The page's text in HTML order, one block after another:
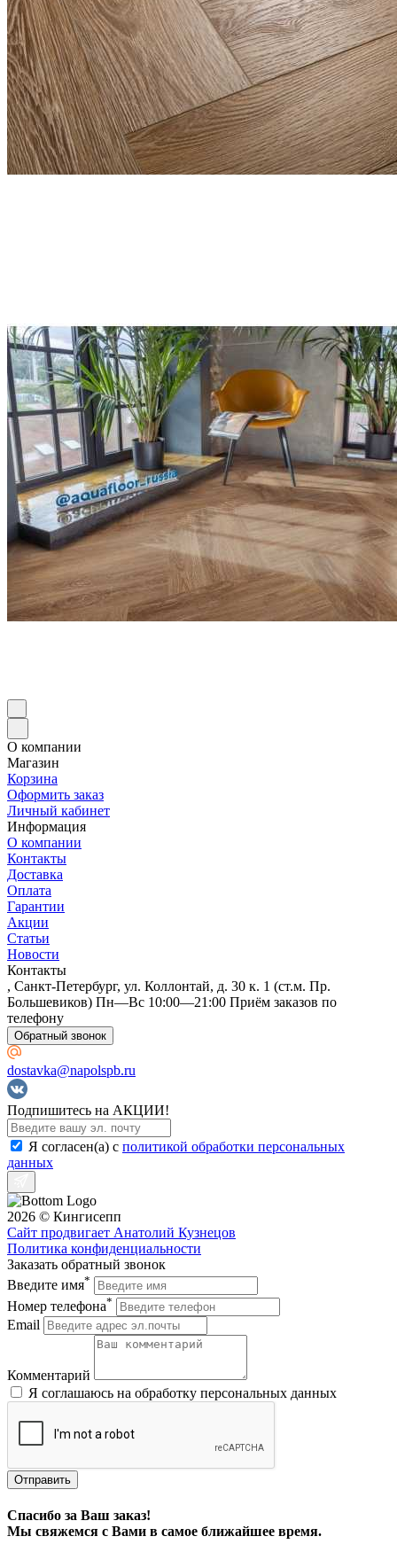
О компании
Магазин
Корзина
Оформить заказ
Личный кабинет
Информация
О компании
Контакты
Доставка
Оплата
Гарантии
Акции
Статьи
Новости
Контакты
, Санкт-Петербург, ул. Коллонтай, д. 30 к. 1 (ст.м. Пр.
Большевиков) Пн—Вс 10:00—21:00 Приём заказов по
телефону
Обратный звонок
dostavka@napolspb.ru
Подпишитесь на АКЦИИ!
Я согласен(a) с политикой обработки персональных
данных
2026 © Кингисепп
Сайт продвигает Анатолий Кузнецов
Политика конфиденциальности
Заказать обратный звонок
Введите имя*
Номер телефона*
Email
Комментарий
Я соглашаюсь на обработку персональных данных
Отправить
Спасибо за Ваш заказ!
Мы свяжемся с Вами в самое ближайшее время.